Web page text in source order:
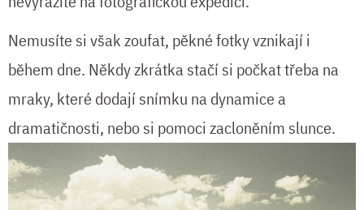
Nemusíte si však zoufat, pěkné fotky vznikají i
během dne. Někdy zkrátka stačí si počkat třeba na
mraky, které dodají snímku na dynamice a
dramatičnosti, nebo si pomoci zacloněním slunce.